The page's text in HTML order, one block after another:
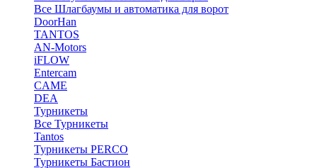
Все Шлагбаумы и автоматика для ворот
DoorHan
TANTOS
AN-Motors
iFLOW
Entercam
CAME
DEA
Турникеты
Все Турникеты
Tantos
Турникеты PERCO
Турникеты Бастион